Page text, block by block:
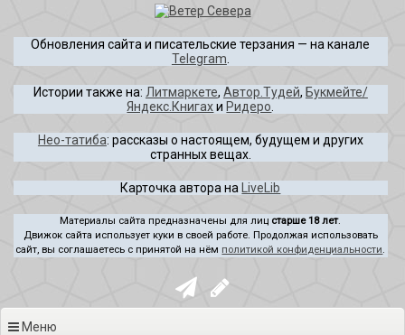
содержимому
Обновления сайта и писательские терзания — на канале
Telegram
Истории также на: Литмаркете, Автор.Тудей, Букмейте/
Яндекс.Книгахи Ридеро
Нео-татиба: рассказы о настоящем, будущем и других
странных вещах.
Карточка автора на LiveLib
Материалы сайта предназначены для лиц старше 18 лет.
Движок сайта использует куки в своей работе. Продолжая использовать
сайт, вы соглашаетесь с принятой на нём политикой конфиденциальности.
Меню